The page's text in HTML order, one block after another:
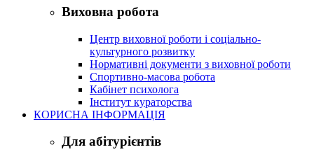
Виховна робота
Центр виховної роботи і соціально-
культурного розвитку
Нормативні документи з виховної роботи
Спортивно-масова робота
Кабінет психолога
Інститут кураторства
КОРИСНА ІНФОРМАЦІЯ
Для абітурієнтів